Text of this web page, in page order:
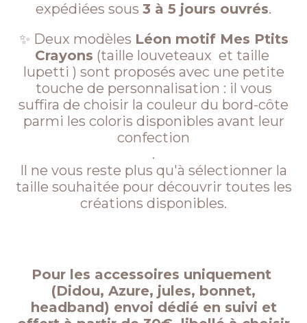
expédiées sous 3 à 5 jours ouvrés.
✨ Deux modèles Léon motif Mes Ptits
Crayons (taille louveteaux et taille
lupetti ) sont proposés avec une petite
touche de personnalisation : il vous
suffira de choisir la couleur du bord-côte
parmi les coloris disponibles avant leur
confection
.
Il ne vous reste plus qu'à sélectionner la
taille souhaitée pour découvrir toutes les
créations disponibles.
Pour les accessoires uniquement
(Didou, Azure, jules, bonnet,
headband) envoi dédié en suivi et